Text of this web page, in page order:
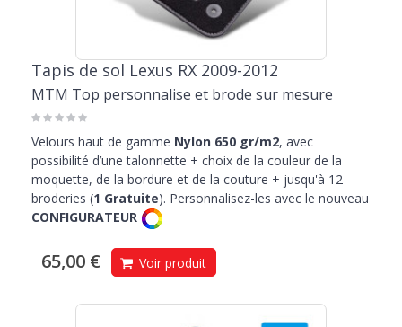
Tapis de sol Lexus RX 2009-2012
MTM Top personnalise et brode sur mesure
Velours haut de gamme Nylon 650 gr/m2, avec
possibilité d’une talonnette + choix de la couleur de la
moquette, de la bordure et de la couture + jusqu'à 12
broderies (1 Gratuite). Personnalisez-les avec le nouveau
CONFIGURATEUR
65,00 € Voir produit